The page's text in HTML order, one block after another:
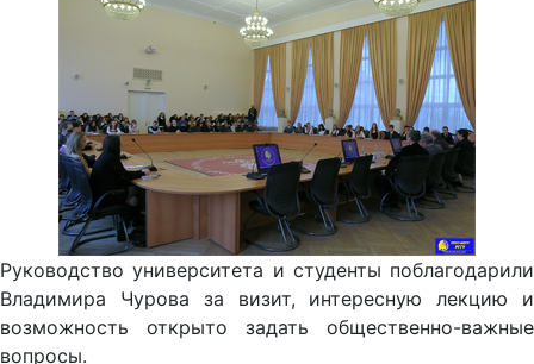
Руководство университета и студенты поблагодарили
Владимира Чурова за визит, интересную лекцию и
возможность открыто задать общественно-важные
вопросы.